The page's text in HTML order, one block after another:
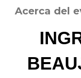
Acerca del